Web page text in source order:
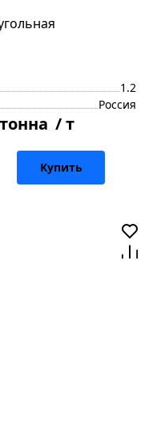
1.2
Россия
/ т
Купить